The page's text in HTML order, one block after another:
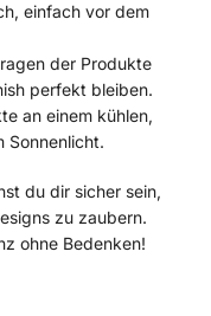
einfach vor dem
der Produkte
perfekt bleiben.
an einem kühlen,
Sonnenlicht.
du dir sicher sein,
zu zaubern.
ohne Bedenken!